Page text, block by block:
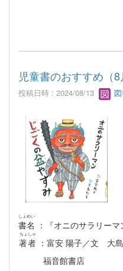
児童書のおすすめ（8
投稿日時 : 2024/08/13
書名
しょめい
：『オニのサラリー
著者
ちょしゃ
：富安 陽子／文 大
福音館書店